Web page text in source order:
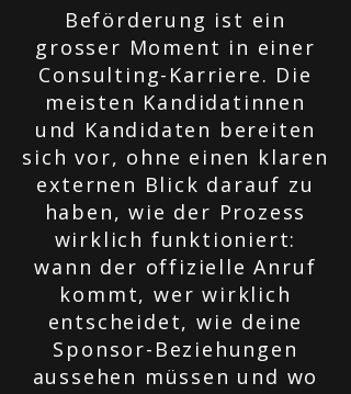
Beförderung ist ein
grosser Moment in einer
Consulting-Karriere. Die
meisten Kandidatinnen
und Kandidaten bereiten
sich vor, ohne einen klaren
externen Blick darauf zu
haben, wie der Prozess
wirklich funktioniert:
wann der offizielle Anruf
kommt, wer wirklich
entscheidet, wie deine
Sponsor-Beziehungen
aussehen müssen und wo